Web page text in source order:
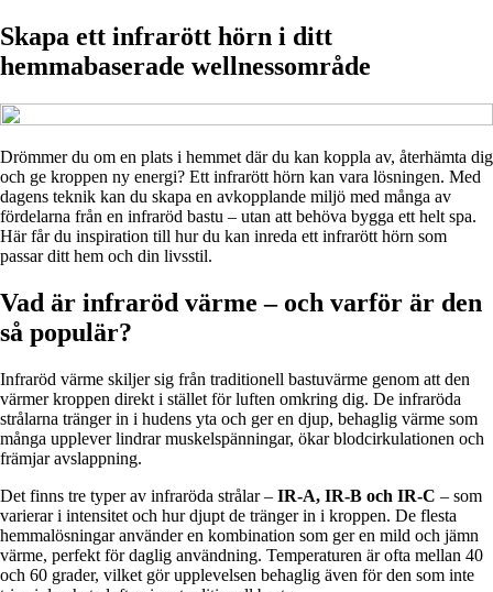
Skapa ett infrarött hörn i ditt
hemmabaserade wellnessområde
Drömmer du om en plats i hemmet där du kan koppla av, återhämta dig
och ge kroppen ny energi? Ett infrarött hörn kan vara lösningen. Med
dagens teknik kan du skapa en avkopplande miljö med många av
fördelarna från en infraröd bastu – utan att behöva bygga ett helt spa.
Här får du inspiration till hur du kan inreda ett infrarött hörn som
passar ditt hem och din livsstil.
Vad är infraröd värme – och varför är den
så populär?
Infraröd värme skiljer sig från traditionell bastuvärme genom att den
värmer kroppen direkt i stället för luften omkring dig. De infraröda
strålarna tränger in i hudens yta och ger en djup, behaglig värme som
många upplever lindrar muskelspänningar, ökar blodcirkulationen och
främjar avslappning.
Det finns tre typer av infraröda strålar – IR-A, IR-B och IR-C – som
varierar i intensitet och hur djupt de tränger in i kroppen. De flesta
hemmalösningar använder en kombination som ger en mild och jämn
värme, perfekt för daglig användning. Temperaturen är ofta mellan 40
och 60 grader, vilket gör upplevelsen behaglig även för den som inte